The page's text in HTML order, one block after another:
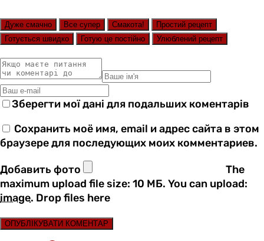
Дуже смачно Все супер Смакота!
Простий рецепт
Готується швидко
Готую це постійно Улюблений рецепт
Зберегти мої дані для подальших коментарів
Сохранить моё имя, email и адрес сайта в этом
браузере для последующих моих комментариев.
Добавить фото
The
maximum upload file size: 10 МБ. You can upload:
image. Drop files here
ОПУБЛІКУВАТИ КОМЕНТАР